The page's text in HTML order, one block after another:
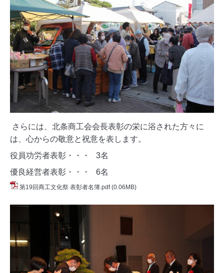
さらには、北条商工会会長表彰の栄に浴された方々に
は、心からの敬意と祝意を表します。
役員功労者表彰・・・ 3名
優良経営者表彰・・・ 6名
第19回商工文化祭 表彰者名簿.pdf (0.06MB)